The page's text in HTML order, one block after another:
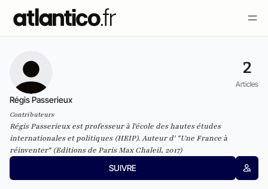
2
Articles
Régis Passerieux
Contributeurs
Régis Passerieux est professeur à l'école des hautes études
internationales et politiques (HEIP). Auteur d' "Une France à
réinventer" (Editions de Paris Max Chaleil, 2017)
SUIVRE